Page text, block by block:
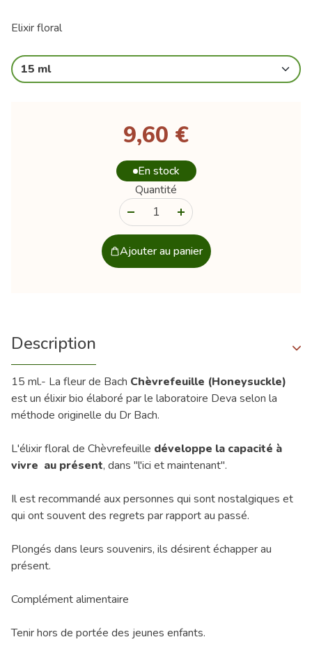
Elixir floral
15 ml
9,60 €
En stock
Quantité
Ajouter au panier
Description
15 ml.- La fleur de Bach Chèvrefeuille (Honeysuckle)
est un élixir bio élaboré par le laboratoire Deva selon la
méthode originelle du Dr Bach.
L'élixir floral de Chèvrefeuille développe la capacité à
vivre au présent, dans "l'ici et maintenant".
Il est recommandé aux personnes qui sont nostalgiques et
qui ont souvent des regrets par rapport au passé.
Plongés dans leurs souvenirs, ils désirent échapper au
présent.
Complément alimentaire
Tenir hors de portée des jeunes enfants.